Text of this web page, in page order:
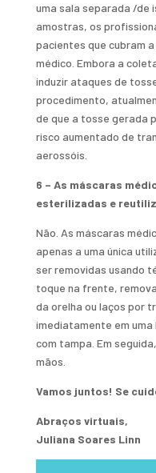
uma sala separada /de
amostras, os
pacientes que cubram
médico. Embora a
induzir ataques de
procedimento,
de que a tosse gerada
risco aumentado de
aerossóis.
6 – As máscaras
esterilizadas e
Não. As máscaras
apenas a uma única
ser removidas usando
toque na frente,
da orelha ou laços por
imediatamente em
com tampa. Em
mãos.
Vamos juntos! Se
Abraços virtuais,
Juliana Soares Linn